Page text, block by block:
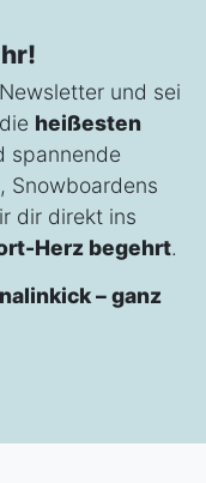
und sei
heißesten
spannende
Snowboardens
dir direkt ins
Herz begehrt.
– ganz